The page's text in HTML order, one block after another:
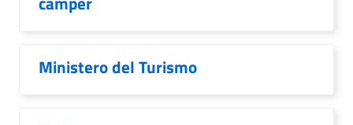
Ministero del Turismo